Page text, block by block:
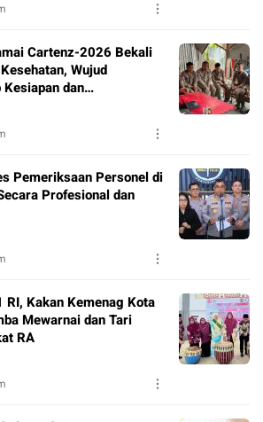
Cartenz-2026 Bekali
Wujud
dan
Pemeriksaan Personel di
Profesional dan
Kakan Kemenag Kota
Mewarnai dan Tari
RA